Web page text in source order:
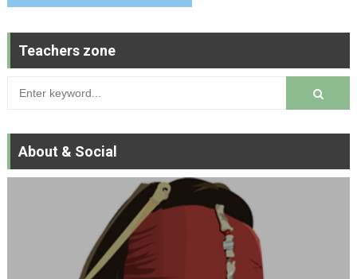
Teachers zone
About & Social